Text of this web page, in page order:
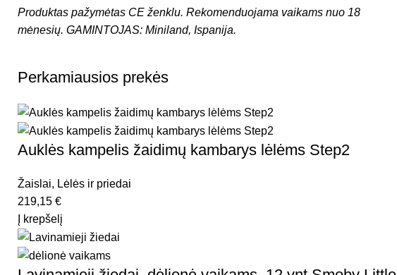
Produktas pažymėtas CE ženklu. Rekomenduojama vaikams nuo 18
mėnesių. GAMINTOJAS: Miniland, Ispanija.
Perkamiausios prekės
Auklės kampelis žaidimų kambarys lėlėms Step2
Žaislai, Lėlės ir priedai
219,15 €
Į krepšelį